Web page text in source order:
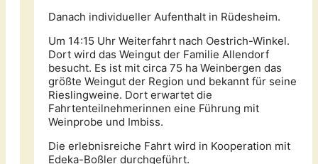
Danach individueller Aufenthalt in Rüdesheim.
Um 14:15 Uhr Weiterfahrt nach Oestrich-Winkel.
Dort wird das Weingut der Familie Allendorf
besucht. Es ist mit circa 75 ha Weinbergen das
größte Weingut der Region und bekannt für seine
Rieslingweine. Dort erwartet die
Fahrtenteilnehmerinnen eine Führung mit
Weinprobe und Imbiss.
Die erlebnisreiche Fahrt wird in Kooperation mit
Edeka-Boßler durchgeführt.